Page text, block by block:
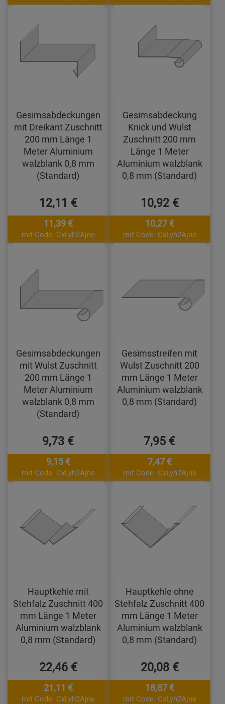
Gesimsabdeckungen
mit Dreikant Zuschnitt
200 mm Länge 1
Meter Aluminium
walzblank 0,8 mm
(Standard)
12,11 €
11,39 €
mit Code: CxLyh2Ajne
Gesimsabdeckung
Knick und Wulst
Zuschnitt 200 mm
Länge 1 Meter
Aluminium walzblank
0,8 mm (Standard)
10,92 €
10,27 €
mit Code: CxLyh2Ajne
Gesimsabdeckungen
mit Wulst Zuschnitt
200 mm Länge 1
Meter Aluminium
walzblank 0,8 mm
(Standard)
9,73 €
9,15 €
mit Code: CxLyh2Ajne
Gesimsstreifen mit
Wulst Zuschnitt 200
mm Länge 1 Meter
Aluminium walzblank
0,8 mm (Standard)
7,95 €
7,47 €
mit Code: CxLyh2Ajne
Hauptkehle mit
Stehfalz Zuschnitt 400
mm Länge 1 Meter
Aluminium walzblank
0,8 mm (Standard)
22,46 €
21,11 €
mit Code: CxLyh2Ajne
Hauptkehle ohne
Stehfalz Zuschnitt 400
mm Länge 1 Meter
Aluminium walzblank
0,8 mm (Standard)
20,08 €
18,87 €
mit Code: CxLyh2Ajne